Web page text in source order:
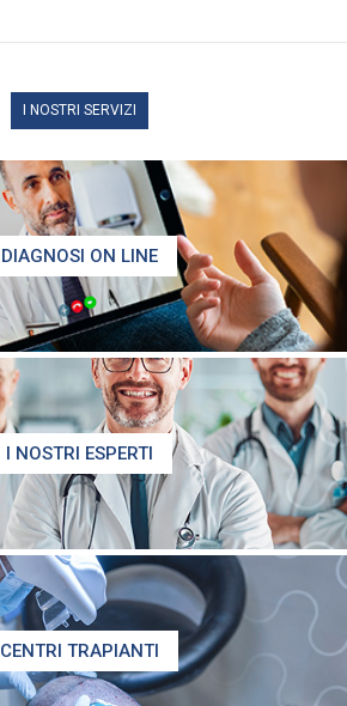
I NOSTRI SERVIZI
DIAGNOSI ON LINE
I NOSTRI ESPERTI
CENTRI TRAPIANTI